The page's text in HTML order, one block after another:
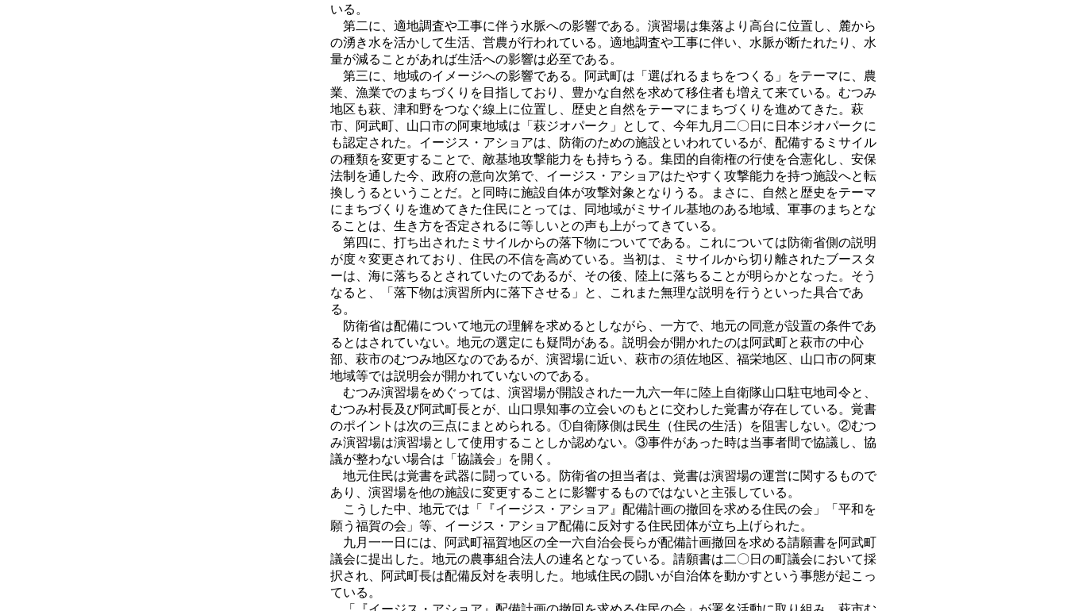
いる。
第二に、適地調査や工事に伴う水脈への影響である。演習場は集落より高台に位置し、麓から
の湧き水を活かして生活、営農が行われている。適地調査や工事に伴い、水脈が断たれたり、水
量が減ることがあれば生活への影響は必至である。
第三に、地域のイメージへの影響である。阿武町は「選ばれるまちをつくる」をテーマに、農
業、漁業でのまちづくりを目指しており、豊かな自然を求めて移住者も増えて来ている。むつみ
地区も萩、津和野をつなぐ線上に位置し、歴史と自然をテーマにまちづくりを進めてきた。萩
市、阿武町、山口市の阿東地域は「萩ジオパーク」として、今年九月二〇日に日本ジオパークに
も認定された。イージス・アショアは、防衛のための施設といわれているが、配備するミサイル
の種類を変更することで、敵基地攻撃能力をも持ちうる。集団的自衛権の行使を合憲化し、安保
法制を通した今、政府の意向次第で、イージス・アショアはたやすく攻撃能力を持つ施設へと転
換しうるということだ。と同時に施設自体が攻撃対象となりうる。まさに、自然と歴史をテーマ
にまちづくりを進めてきた住民にとっては、同地域がミサイル基地のある地域、軍事のまちとな
ることは、生き方を否定されるに等しいとの声も上がってきている。
第四に、打ち出されたミサイルからの落下物についてである。これについては防衛省側の説明
が度々変更されており、住民の不信を高めている。当初は、ミサイルから切り離されたブースタ
ーは、海に落ちるとされていたのであるが、その後、陸上に落ちることが明らかとなった。そう
なると、「落下物は演習所内に落下させる」と、これまた無理な説明を行うといった具合であ
る。
防衛省は配備について地元の理解を求めるとしながら、一方で、地元の同意が設置の条件であ
るとはされていない。地元の選定にも疑問がある。説明会が開かれたのは阿武町と萩市の中心
部、萩市のむつみ地区なのであるが、演習場に近い、萩市の須佐地区、福栄地区、山口市の阿東
地域等では説明会が開かれていないのである。
むつみ演習場をめぐっては、演習場が開設された一九六一年に陸上自衛隊山口駐屯地司令と、
むつみ村長及び阿武町長とが、山口県知事の立会いのもとに交わした覚書が存在している。覚書
のポイントは次の三点にまとめられる。①自衛隊側は民生（住民の生活）を阻害しない。②むつ
み演習場は演習場として使用することしか認めない。③事件があった時は当事者間で協議し、協
議が整わない場合は「協議会」を開く。
地元住民は覚書を武器に闘っている。防衛省の担当者は、覚書は演習場の運営に関するもので
あり、演習場を他の施設に変更することに影響するものではないと主張している。
こうした中、地元では「『イージス・アショア』配備計画の撤回を求める住民の会」「平和を
願う福賀の会」等、イージス・アショア配備に反対する住民団体が立ち上げられた。
九月一一日には、阿武町福賀地区の全一六自治会長らが配備計画撤回を求める請願書を阿武町
議会に提出した。地元の農事組合法人の連名となっている。請願書は二〇日の町議会において採
択され、阿武町長は配備反対を表明した。地域住民の闘いが自治体を動かすという事態が起こっ
ている。